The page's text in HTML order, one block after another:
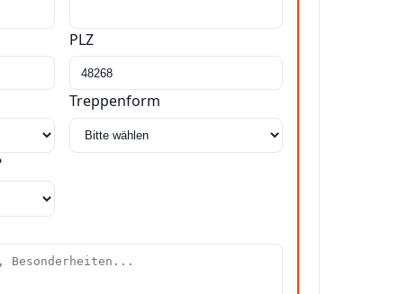
PLZ
Treppenform